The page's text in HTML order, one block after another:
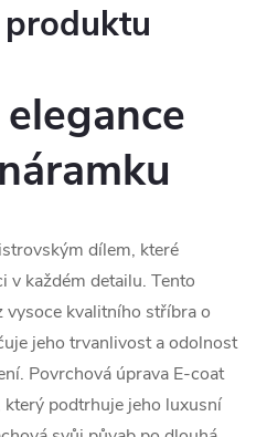
dílem, které
v každém detailu. Tento
kvalitního stříbra o
jeho trvanlivost a odolnost
Povrchová úprava E-coat
podtrhuje jeho luxusní